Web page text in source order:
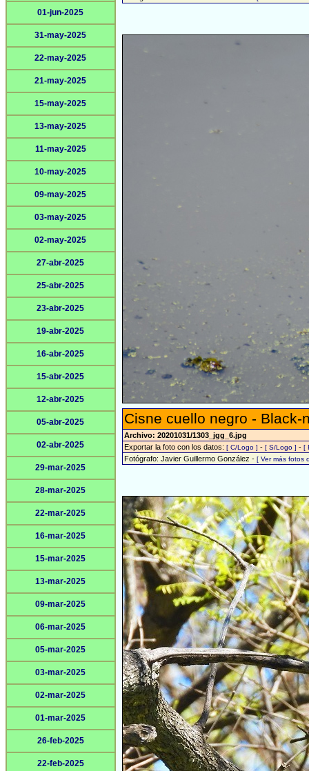
01-jun-2025
31-may-2025
22-may-2025
21-may-2025
15-may-2025
13-may-2025
11-may-2025
10-may-2025
09-may-2025
03-may-2025
02-may-2025
27-abr-2025
25-abr-2025
23-abr-2025
19-abr-2025
16-abr-2025
15-abr-2025
12-abr-2025
05-abr-2025
02-abr-2025
29-mar-2025
28-mar-2025
22-mar-2025
16-mar-2025
15-mar-2025
13-mar-2025
09-mar-2025
06-mar-2025
05-mar-2025
03-mar-2025
02-mar-2025
01-mar-2025
26-feb-2025
22-feb-2025
Cisne cuello negro -
Archivo: 20201031/1303_jgg_6.jpg
Exportar la foto con los datos: [ C/Logo ] - [ S/Logo ] - [
Fotógrafo: Javier Guillermo González - [ Ver más fotos